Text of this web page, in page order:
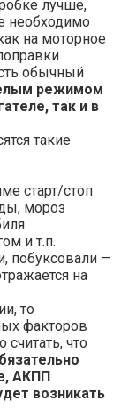
лучше,
необходимо
на моторное
обычный
режимом
так и в
такие
старт/стоп
мороз
и т.п.
побуксовали —
на
то
факторов
что
бязательно
АКПП
возникать